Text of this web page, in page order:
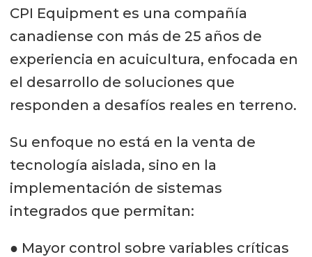
CPI Equipment es una compañía
canadiense con más de 25 años de
experiencia en acuicultura, enfocada en
el desarrollo de soluciones que
responden a desafíos reales en terreno.
Su enfoque no está en la venta de
tecnología aislada, sino en la
implementación de sistemas
integrados que permitan:
● Mayor control sobre variables críticas